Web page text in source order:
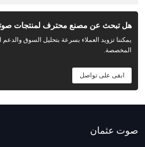
هل تبحث عن مصنع محترف لمنتجات
يمكننا تزويد العملاء بسرعة بتحليل السوق
المخصصة.
ابقى على تواصل
صوت عثمان